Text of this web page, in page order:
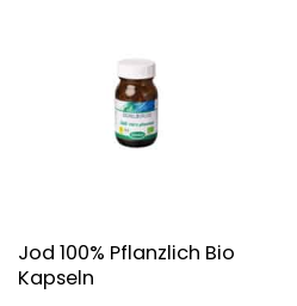
Jod 100% Pflanzlich Bio
Kapseln